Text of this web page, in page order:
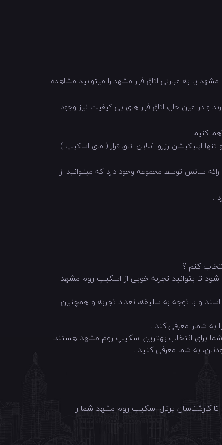
شد. در این پرتال کلیه ی اسکیپ روم مشهد یا به عبارتی اتاق فرار مشهد را میتوانید مشاهده
و در عین حال، اتاق فرار های بی کیفیت نیز وجود
کنیم.
اپلیکیشن رزرو آنلاین اتاق فرار ( مای اسکیپ )
سانس توسط مجموعه وجود دارد که میتوانید از
.
کنم ؟
شود تا بتوانید تجربه خوبی از اسکیپ روم مشهد
و با توجه به سلیقه، تعداد تجربه و همچنین
به شمار معرفی کند .
دارید، جهت ثبت اطلاعات اتاق فرار خود با شماره 09904139020 تماس بگیرید تا کارشناسان پرتال اسکیپ روم مشهد شما را